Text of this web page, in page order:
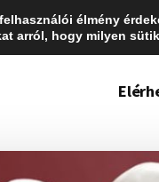
élmény
arról, hogy milyen